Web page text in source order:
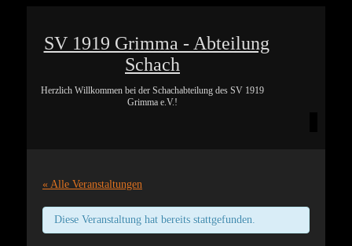
SV 1919 Grimma - Abteilung
Schach
Herzlich Willkommen bei der Schachabteilung des SV 1919
Grimma e.V.!
« Alle Veranstaltungen
Diese Veranstaltung hat bereits stattgefunden.